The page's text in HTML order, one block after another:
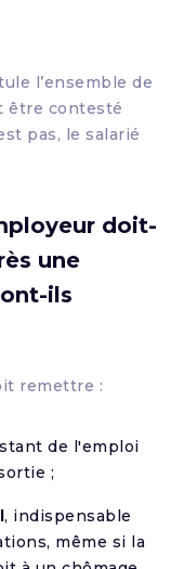
l’ensemble de
être contesté
pas, le salarié
doit-
une
ils
remettre :
de l'emploi
;
, indispensable
même si la